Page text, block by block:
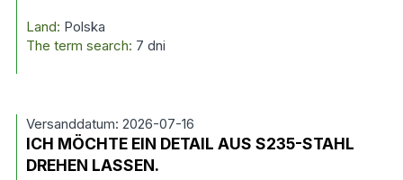
Land: Polska
The term search: 7 dni
Versanddatum: 2026-07-16
ICH MÖCHTE EIN DETAIL AUS S235-STAHL
DREHEN LASSEN.